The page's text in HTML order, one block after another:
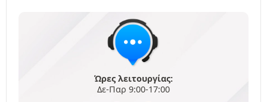
Ώρες λειτουργίας:
Δε-Παρ 9:00-17:00